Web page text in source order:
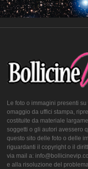
Le foto o immagini presenti
omaggio da uffici stampa,
costituite da materiale
soggetti o gli autori avessero
questo sito delle foto o delle
riguardanti il copyright o il
via mail a:
e alla risoluzione del